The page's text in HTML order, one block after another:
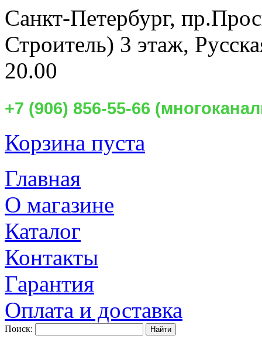
Санкт-Петербург,
Строитель) 3 этаж,
20.00
+7 (906) 856-55-66
Корзина пуста
Главная
О магазине
Каталог
Контакты
Гарантия
Оплата и доставка
Поиск: